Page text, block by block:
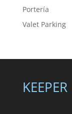
Portería
Valet Parking
KEEPER